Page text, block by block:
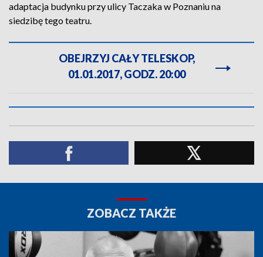
adaptacja budynku przy ulicy Taczaka w Poznaniu na
siedzibę tego teatru.
OBEJRZYJ CAŁY TELESKOP,
01.01.2017, GODZ. 20:00
ZOBACZ TAKŻE